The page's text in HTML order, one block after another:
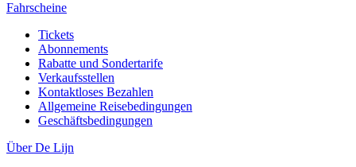
Fahrscheine
Tickets
Abonnements
Rabatte und Sondertarife
Verkaufsstellen
Kontaktloses Bezahlen
Allgemeine Reisebedingungen
Geschäftsbedingungen
Über De Lijn